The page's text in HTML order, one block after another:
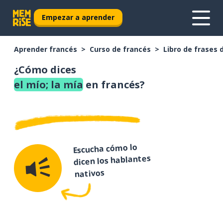
Empezar a aprender
Aprender francés Curso de francés Libro de frases
¿Cómo dices
el mío; la mía en francés?
Escucha cómo lo
dicen los hablantes
nativos